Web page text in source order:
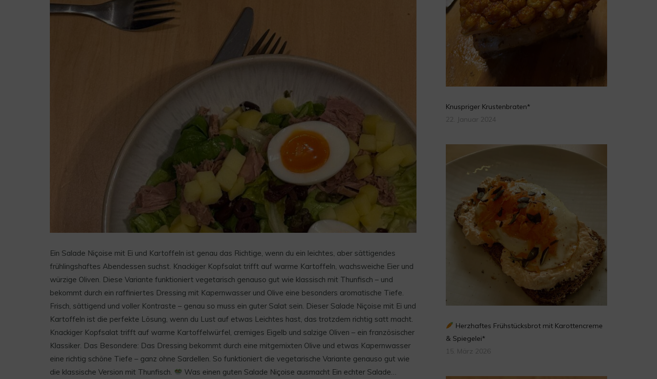
Ein Salade Niçoise mit Ei und Kartoffeln ist genau das Richtige, wenn du ein leichtes, aber sättigendes
frühlingshaftes Abendessen suchst. Knackiger Kopfsalat trifft auf warme Kartoffeln, wachsweiche Eier und
würzige Oliven. Diese Variante funktioniert vegetarisch genauso gut wie klassisch mit Thunfisch – und
bekommt durch ein raffiniertes Dressing mit Kapernwasser und Olive eine besonders aromatische Tiefe.
Frisch, sättigend und voller Kontraste – genau so muss ein guter Salat sein. Dieser Salade Niçoise mit Ei und
Kartoffeln ist die perfekte Lösung, wenn du Lust auf etwas Leichtes hast, das trotzdem richtig satt macht.
Knackiger Kopfsalat trifft auf warme Kartoffelwürfel, cremiges Eigelb und salzige Oliven – ein französischer
Klassiker. Das Besondere: Das Dressing bekommt durch eine mitgemixten Olive und etwas Kapernwasser
eine richtig schöne Tiefe – ganz ohne Sardellen. So funktioniert die vegetarische Variante genauso gut wie
die klassische Version mit Thunfisch.
Was einen guten Salade Niçoise ausmacht Ein echter Salade…
Knuspriger Krustenbraten*
22. Januar 2024
Herzhaftes Frühstücksbrot mit Karottencreme
& Spiegelei*
15. März 2026